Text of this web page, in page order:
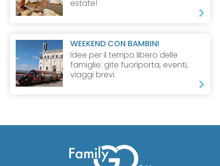
estate!
WEEKEND CON BAMBINI
Idee per il tempo libero delle
famiglie: gite fuoriporta, eventi,
viaggi brevi.